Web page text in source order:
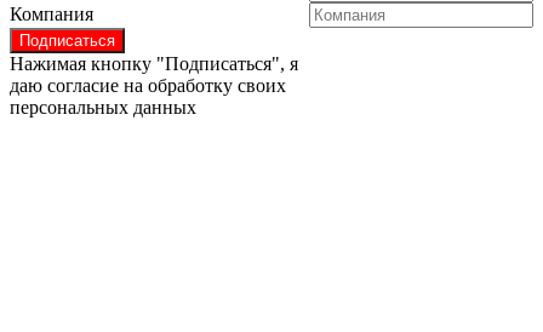
Компания
Нажимая кнопку "Подписаться", я
даю согласие на обработку своих
персональных данных